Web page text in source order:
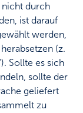
nicht durch
ist darauf
werden,
(z.
Sollte es sich
sollte der
geliefert
zu